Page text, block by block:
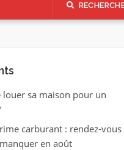
louer sa maison pour un
carburant : rendez-vous
en août